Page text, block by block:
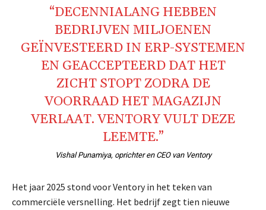
“DECENNIALANG HEBBEN
BEDRIJVEN MILJOENEN
GEÏNVESTEERD IN ERP-SYSTEMEN
EN GEACCEPTEERD DAT HET
ZICHT STOPT ZODRA DE
VOORRAAD HET MAGAZIJN
VERLAAT. VENTORY VULT DEZE
LEEMTE.”
Vishal Punamiya, oprichter en CEO van Ventory
Het jaar 2025 stond voor Ventory in het teken van
commerciële versnelling. Het bedrijf zegt tien nieuwe